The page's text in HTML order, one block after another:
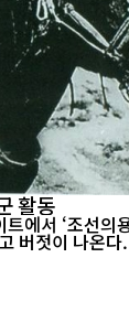
활동
버젓이 나온
거니 생각하는
군이고 만주
립군이라고 생
항일연군에 속...